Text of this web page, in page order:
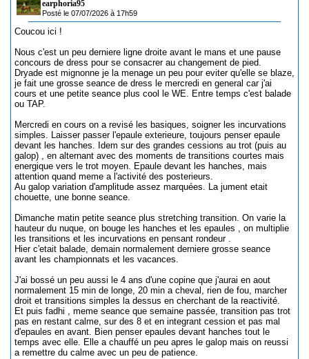
earphoria95
Posté le 07/07/2026 à 17h59
Coucou ici !
Nous c'est un peu derniere ligne droite avant le mans et une pause
concours de dress pour se consacrer au changement de pied.
Dryade est mignonne je la menage un peu pour eviter qu'elle se blaze,
je fait une grosse seance de dress le mercredi en general car j'ai
cours et une petite seance plus cool le WE. Entre temps c'est balade
ou TAP.
Mercredi en cours on a revisé les basiques, soigner les incurvations
simples. Laisser passer l'epaule exterieure, toujours penser epaule
devant les hanches. Idem sur des grandes cessions au trot (puis au
galop) , en alternant avec des moments de transitions courtes mais
energique vers le trot moyen. Epaule devant les hanches, mais
attention quand meme a l'activité des posterieurs.
Au galop variation d'amplitude assez marquées. La jument etait
chouette, une bonne seance.
Dimanche matin petite seance plus stretching transition. On varie la
hauteur du nuque, on bouge les hanches et les epaules , on multiplie
les transitions et les incurvations en pensant rondeur .
Hier c'etait balade, demain normalement derniere grosse seance
avant les championnats et les vacances.
J'ai bossé un peu aussi le 4 ans d'une copine que j'aurai en aout
normalement 15 min de longe, 20 min a cheval, rien de fou, marcher
droit et transitions simples la dessus en cherchant de la reactivité.
Et puis fadhi , meme seance que semaine passée, transition pas trot
pas en restant calme, sur des 8 et en integrant cession et pas mal
d'epaules en avant. Bien penser epaules devant hanches tout le
temps avec elle. Elle a chauffé un peu apres le galop mais on reussi
a remettre du calme avec un peu de patience.